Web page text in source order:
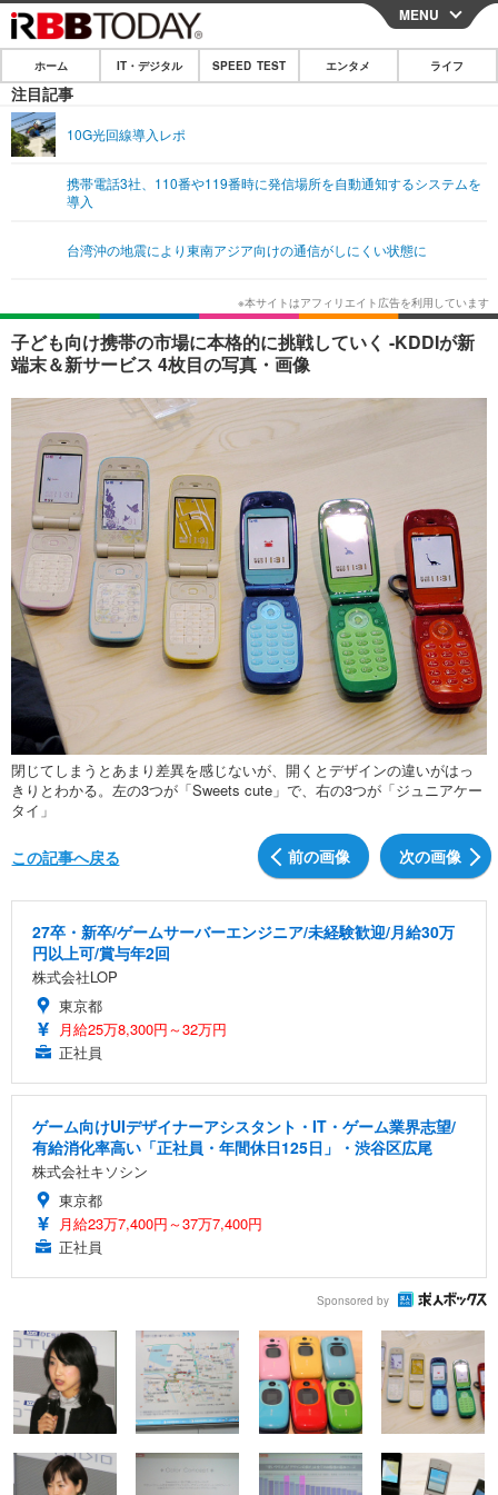
CLOSE
ホーム
IT・デジタル
ショッピング その他
エンタメTOP 映画・ドラマ
韓国・芸能
音楽 スポーツ
ショッピング
ライフTOP グルメ
ペット ショッピング
その他
リリース一覧
プッシュ通知の停止方法
MENU
ホーム IT・デジタル SPEED TEST エンタメ ライフ
注目記事
10G光回線導入レポ
携帯電話3社、110番や119番時に発信場所を自動通知するシステムを
導入
台湾沖の地震により東南アジア向けの通信がしにくい状態に
子ども向け携帯の市場に本格的に挑戦していく -KDDIが新
端末＆新サービス 4枚目の写真・画像
閉じてしまうとあまり差異を感じないが、開くとデザインの違いがはっ
きりとわかる。左の3つが「Sweets cute」で、右の3つが「ジュニアケー
タイ」
前の画像 次の画像
この記事へ戻る
27卒・新卒/ゲームサーバーエンジニア/未経験歓迎/月給30万
円以上可/賞与年2回
株式会社LOP
東京都
月給25万8,300円～32万円
正社員
ゲーム向けUIデザイナーアシスタント・IT・ゲーム業界志望/
有給消化率高い「正社員・年間休日125日」・渋谷区広尾
株式会社キソシン
東京都
月給23万7,400円～37万7,400円
正社員
Sponsored by